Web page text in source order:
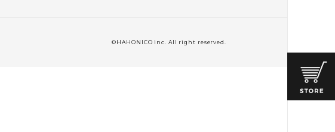
©HAHONICO inc. All right reserved.